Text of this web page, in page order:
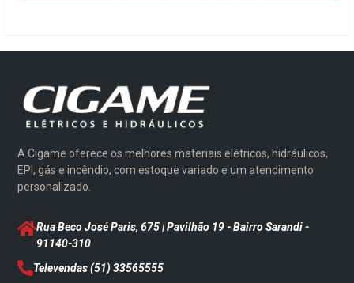
A Cigame oferece os melhores materiais elétricos, hidráulicos,
EPI, gás e incêndio, com estoque variado e um atendimento
personalizado.
Rua Beco José Paris, 675 | Pavilhão 19 - Bairro Sarandi-
91140-310
Televendas(51) 33565555